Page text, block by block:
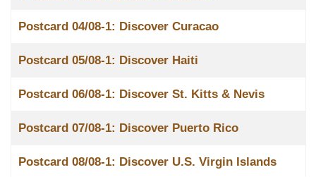
Postcard 04/08-1: Discover Curacao
Postcard 05/08-1: Discover Haiti
Postcard 06/08-1: Discover St. Kitts & Nevis
Postcard 07/08-1: Discover Puerto Rico
Postcard 08/08-1: Discover U.S. Virgin Islands